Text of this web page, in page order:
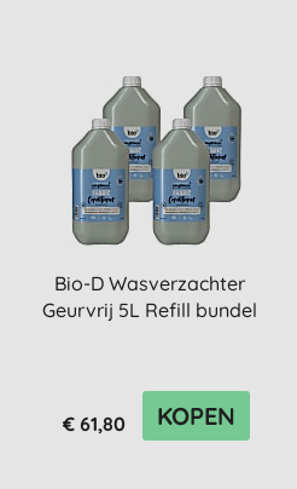
Bio-D Wasverzachter
Geurvrij 5L Refill bundel
€ 61,80 KOPEN